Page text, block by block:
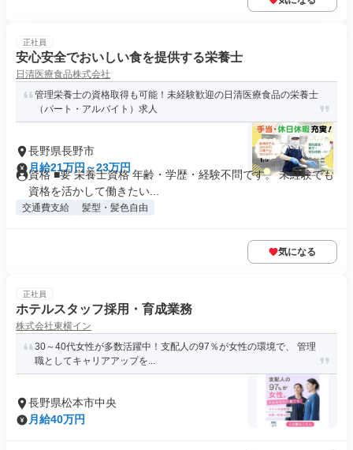
正社員
安心安全でおいしい食を提供する栄養士
日清医療食品株式会社
管理栄養士の資格取得も可能！未経験歓迎の日清医療食品の栄養士
（パート・アルバイト）求人
長野県長野市
月給21万円～23万円
資格 ■要 栄養士資格 年齢・学歴・経験不問です。 未経験でも
資格を活かして働きたい...
交通費支給 髪型・髪色自由
気になる
正社員
ホテルスタッフ採用・育成業務
株式会社東横イン
30～40代女性が多数活躍中！支配人の97％が女性の環境で、 管理
職としてキャリアアップを...
長野県松本市中央
月給40万円